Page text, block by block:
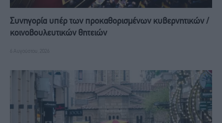
Συνηγορία υπέρ των προκαθορισμένων κυβερνητικών /
κοινοβουλευτικών θητειών
6 Αυγούστου, 2026